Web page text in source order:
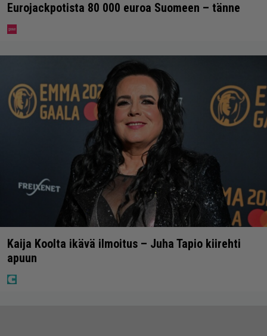
Eurojackpotista 80 000 euroa Suomeen – tänne
Kaija Koolta ikävä ilmoitus – Juha Tapio kiirehti
apuun